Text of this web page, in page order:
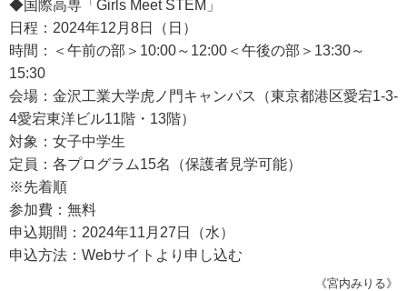
◆国際高専「Girls Meet STEM」
日程：2024年12月8日（日）
時間：＜午前の部＞10:00～12:00＜午後の部＞13:30～
15:30
会場：金沢工業大学虎ノ門キャンパス（東京都港区愛宕1-3-
4愛宕東洋ビル11階・13階）
対象：女子中学生
定員：各プログラム15名（保護者見学可能）
※先着順
参加費：無料
申込期間：2024年11月27日（水）
申込方法：Webサイトより申し込む
《宮内みりる》